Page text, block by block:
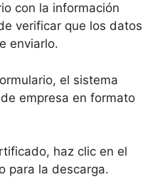
con la información
verificar que los datos
enviarlo.
el sistema
empresa en formato
haz clic en el
para la descarga.